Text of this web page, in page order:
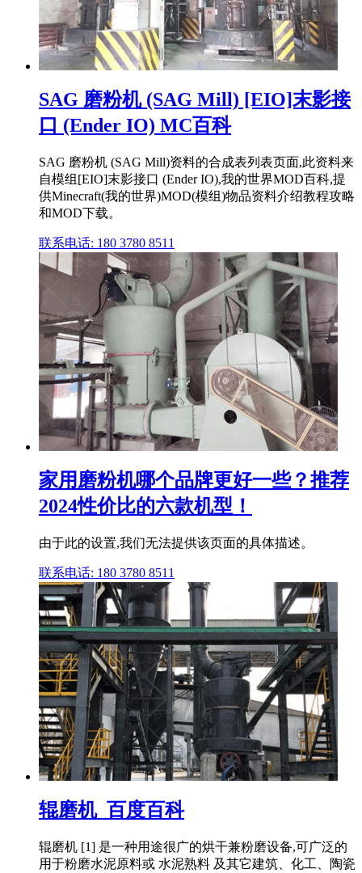
SAG 磨粉机 (SAG Mill) [EIO]末影接
口 (Ender IO) MC百科
SAG 磨粉机 (SAG Mill)资料的合成表列表页面,此资料来
自模组[EIO]末影接口 (Ender IO),我的世界MOD百科,提
供Minecraft(我的世界)MOD(模组)物品资料介绍教程攻略
和MOD下载。
联系电话: 180 3780 8511
家用磨粉机哪个品牌更好一些？推荐
2024性价比的六款机型！
由于此的设置,我们无法提供该页面的具体描述。
联系电话: 180 3780 8511
辊磨机_百度百科
辊磨机 [1] 是一种用途很广的烘干兼粉磨设备,可广泛的
用于粉磨水泥原料或 水泥熟料 及其它建筑、化工、陶瓷